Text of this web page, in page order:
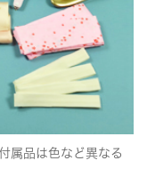
属品は色など異なる